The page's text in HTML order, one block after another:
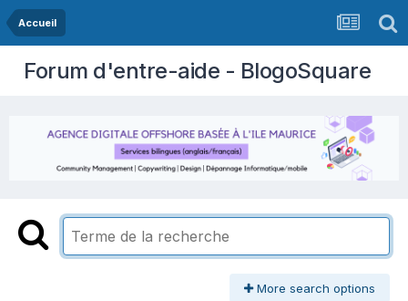
Accueil
Forum d'entre-aide - BlogoSquare
More search options